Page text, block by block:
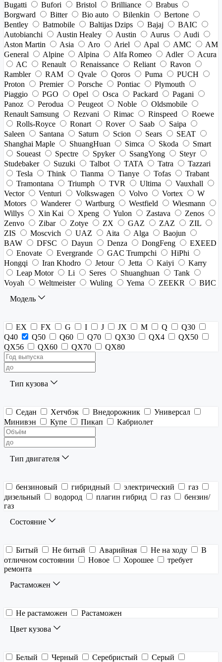
Bugatti
Bufori Bristol Brilliance
Brabus
Borgward
Bitter Bio auto Bilenkin
Bertone
Bentley
Batmobile Baltijas Dzips Bajaj
BAIC
Autobianchi
Austin Healey Austin Aurus
Audi
Aston Martin
Asia Aro Ariel Apal AMC
AM
General
Alpine Alpina Alfa Romeo Adler
Acura
AC
Renault Renaissance Reliant
Ravon
Rambler
RAM Qvale Qoros Puma
PUCH
Proton
Premier Porsche Pontiac
Plymouth
Piaggio
PGO Opel Osca Packard
Pagani
Panoz
Perodua Peugeot Noble
Oldsmobile
Renault Samsung
Rezvani Rimac Rinspeed
Roewe
Rolls-Royce
Ronart Rover Saab
Saipa
Saleen
Santana Saturn Scion Sears
SEAT
Shanghai Maple
ShuangHuan Simca Skoda
Smart
Soueast
Spectre Spyker SsangYong
Steyr
Studebaker
Suzuki Talbot TATA Tatra
Tazzari
Tesla
Think Tianma Tianye Tofas
Trabant
Tramontana
Triumph TVR Ultima
Vauxhall
Vector
Venturi Volkswagen Volvo Vortex
W
Motors
Wanderer Wartburg Westfield
Wiesmann
Willys
Xin Kai Xpeng Yulon Zastava
Zenos
Zenvo
Zibar Zotye ZX GAZ ZAZ
ZIL
ZIS
Moscvich UAZ Aita Alga
Baojun
BAW
DFSC Dayun Denza DongFeng
EXEED
Enovate
Evergrande GAC Trumpchi
HiPhi
Hongqi
Iran Khodro Jetour Jetta Kaiyi
Karry
Leap Motor
Li Seres Shuanghuan
Tank
Voyah
Weltmeister Wuling Yema ZEEKR
ВИС
Модель
EX FX G I J JX M Q
Q30
Q40
Q50 Q60 Q70 QX30 QX4
QX50
QX56
QX60 QX70 QX80
Тип кузова
Седан Хетчбэк Внедорожник
Универсал
Минивэн
Купе Пикап Кабриолет
Тип двигателя
бензиновый гибридный электрический
газ
дизельный
водород плагин гибрид газ
бензин/
газ
Состояние
Битый Не битый Аварийная Не на ходу
В
отличном состоянии
Новое Хорошее
требует
ремонта
Растаможен
Не растаможен
Растаможен
Цвет кузова
Белый Черный Серебристый
Серый